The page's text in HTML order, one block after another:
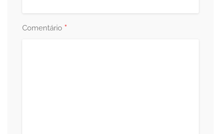
Comentário *